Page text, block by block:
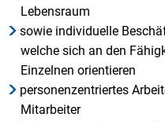
Lebensraum
sowie individuelle
welche sich an den
Einzelnen orientieren
personenzentriertes
Mitarbeiter